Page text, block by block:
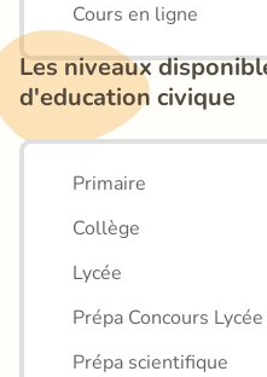
Cours en ligne
Les niveaux
d'education civique
Primaire
Collège
Lycée
Prépa Concours Lycée
Prépa scientifique